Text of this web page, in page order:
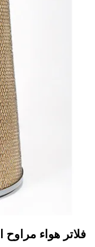
فلاتر هواء مراوح